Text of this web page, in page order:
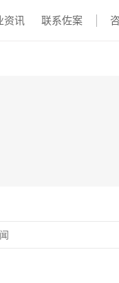
资讯 联系佐案